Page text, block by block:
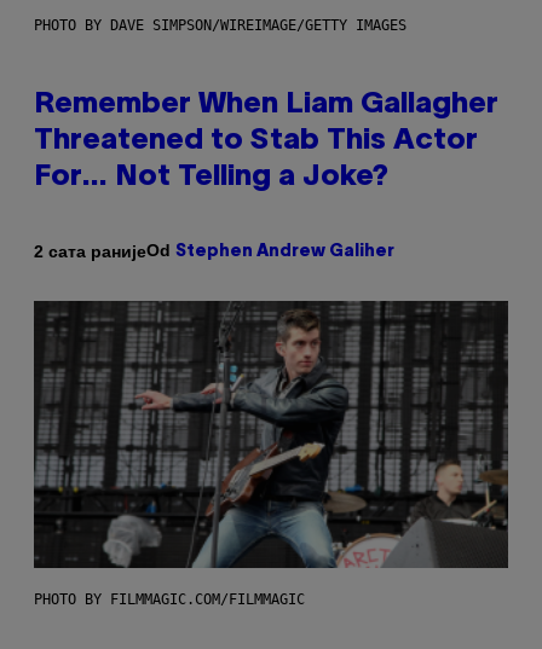
PHOTO BY DAVE SIMPSON/WIREIMAGE/GETTY IMAGES
Remember When Liam Gallagher
Threatened to Stab This Actor
For… Not Telling a Joke?
2 сата ранијеOd Stephen Andrew Galiher
PHOTO BY FILMMAGIC.COM/FILMMAGIC